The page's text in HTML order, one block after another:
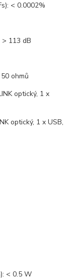
< 0.0002%
113 dB
ohmů
optický, 1 x
optický, 1 x USB,
< 0.5 W